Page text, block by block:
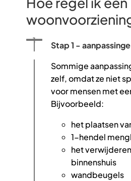
Stap 1 -
Status: Actief
Opvolgingsnummer:
1
Sommige
zelf, omdat ze niet
voor mensen met
Bijvoorbeeld:
het plaatsen
1-hendel
het
binnenshuis
wandbeugels